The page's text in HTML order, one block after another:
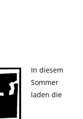
In diesem
Sommer
laden die